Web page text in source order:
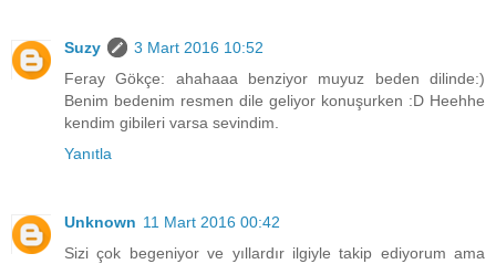
Suzy
3 Mart 2016 10:52
Feray Gökçe: ahahaaa benziyor muyuz beden dilinde:)
Benim bedenim resmen dile geliyor konuşurken :D Heehhe
kendim gibileri varsa sevindim.
Yanıtla
Unknown 11 Mart 2016 00:42
Sizi çok begeniyor ve yıllardır ilgiyle takip ediyorum ama